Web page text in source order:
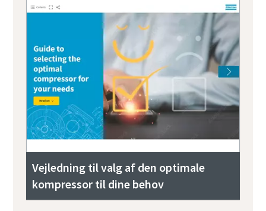
Vejledning til valg af den optimale
kompressor til dine behov